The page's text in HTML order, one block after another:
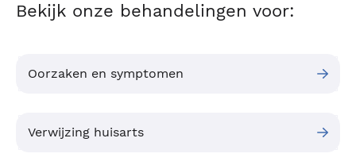
Bekijk onze behandelingen voor:
Oorzaken en symptomen
Verwijzing huisarts